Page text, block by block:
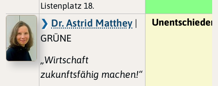
Listenplatz 18.
Dr. Astrid Matthey |
GRÜNE
„Wirtschaft
zukunftsfähig machen!“
Unentschieden